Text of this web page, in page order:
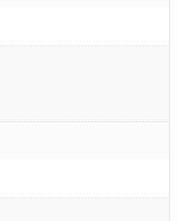
farklı kullanım